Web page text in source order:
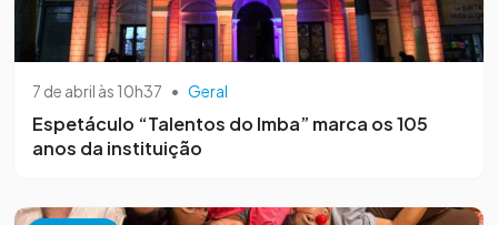
7 de abril às 10h37 • Geral
Espetáculo “Talentos do Imba” marca os 105
anos da instituição